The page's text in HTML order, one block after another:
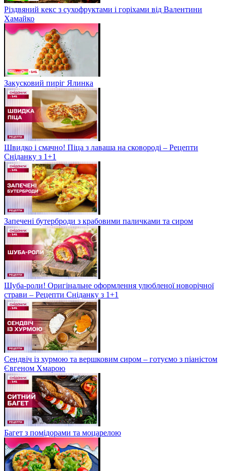
Різдвяний кекс з сухофруктами і горіхами від Валентини
Хамайко
Закусковий пиріг Ялинка
Швидко і смачно! Піца з лаваша на сковороді – Рецепти
Сніданку з 1+1
Запечені бутерброди з крабовими паличками та сиром
Шуба-роли! Оригінальне оформлення улюбленої новорічної
страви – Рецепти Сніданку з 1+1
Сендвіч із хурмою та вершковим сиром – готуємо з піаністом
Євгеном Хмарою
Багет з помідорами та моцарелою